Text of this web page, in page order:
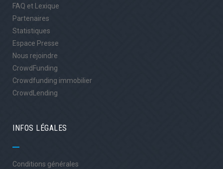
FAQ et Lexique
Partenaires
Statistiques
Espace Presse
Nous rejoindre
CrowdFunding
Crowdfunding immobilier
CrowdLending
INFOS LÉGALES
Conditions générales